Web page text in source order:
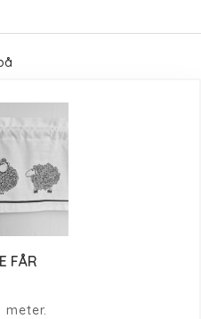
FÅR
meter.